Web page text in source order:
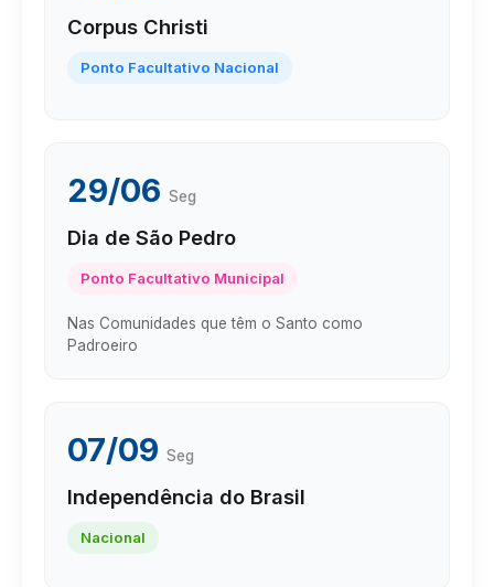
Corpus Christi
Ponto Facultativo Nacional
29/06 Seg
Dia de São Pedro
Ponto Facultativo Municipal
Nas Comunidades que têm o Santo como
Padroeiro
07/09 Seg
Independência do Brasil
Nacional